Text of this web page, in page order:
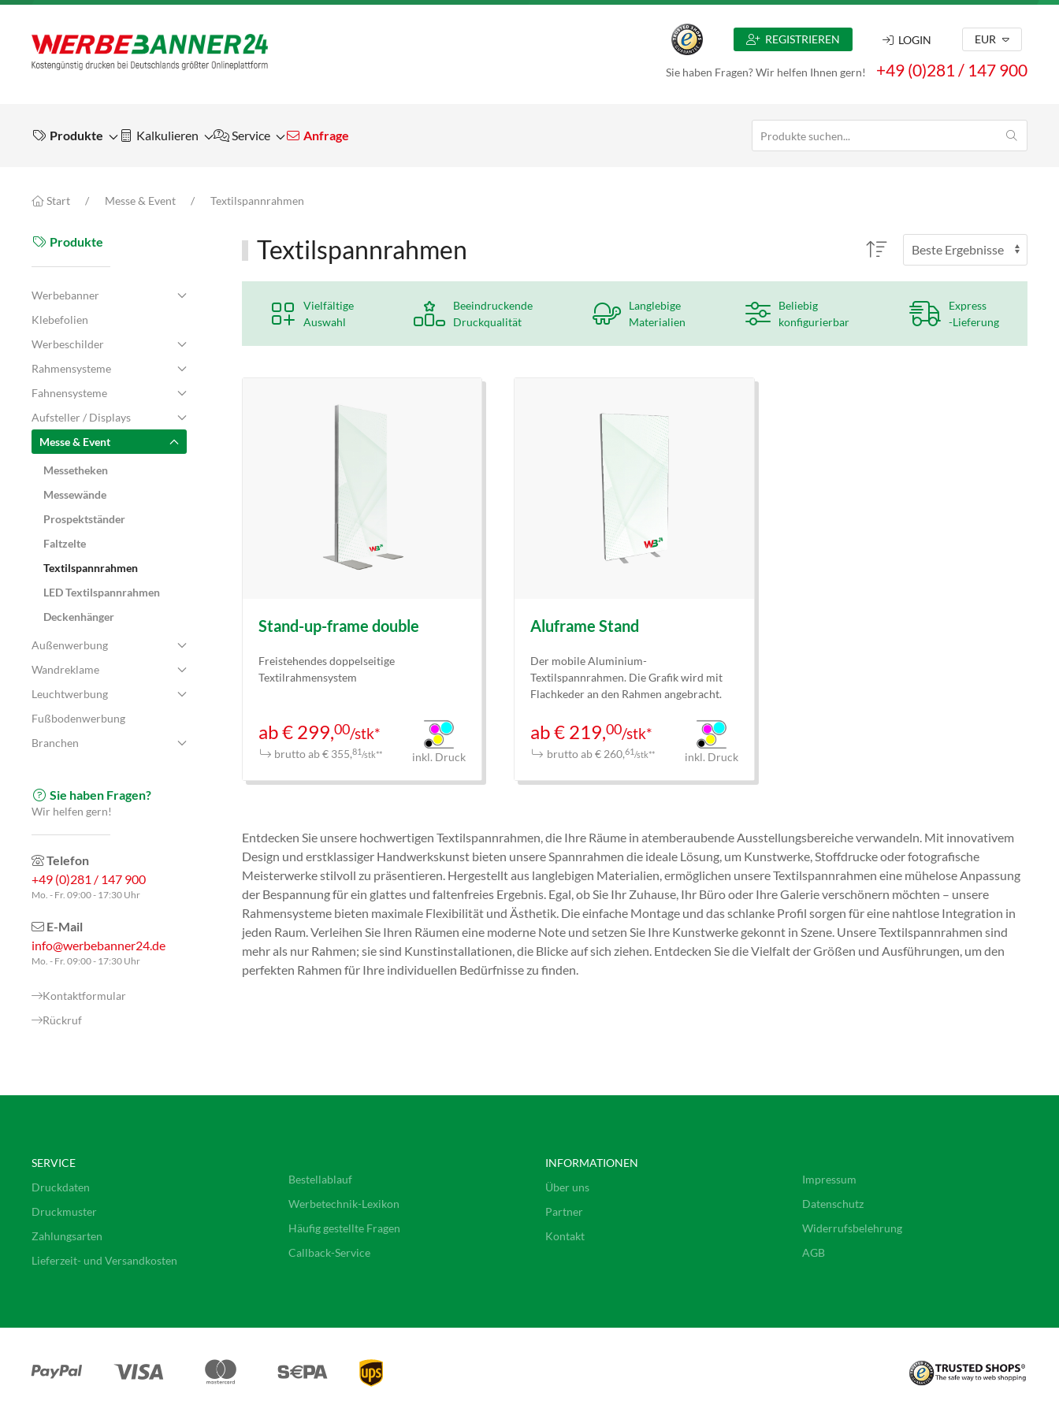
REGISTRIEREN LOGIN EUR
Sie haben Fragen? Wir helfen Ihnen gern! +49 (0)281 / 147 900
Produkte Kalkulieren Service Anfrage
Start Messe & Event Textilspannrahmen
Produkte
Werbebanner
Klebefolien
Werbeschilder
Rahmensysteme
Fahnensysteme
Aufsteller / Displays
Messe & Event
Messetheken
Messewände
Prospektständer
Faltzelte
Textilspannrahmen
LED Textilspannrahmen
Deckenhänger
Außenwerbung
Wandreklame
Leuchtwerbung
Fußbodenwerbung
Branchen
Sie haben Fragen?
Wir helfen gern!
Telefon
+49 (0)281 / 147 900
Mo. - Fr. 09:00 - 17:30 Uhr
E-Mail
info@werbebanner24.de
Mo. - Fr. 09:00 - 17:30 Uhr
Kontaktformular
Rückruf
Textilspannrahmen
Vielfältige
Auswahl
Beeindruckende
Druckqualität
Langlebige
Materialien
Beliebig
konfigurierbar
Express
-Lieferung
Stand-up-frame double
Freistehendes doppelseitige
Textilrahmensystem
ab € 299,00/stk*
brutto ab € 355,81 /stk** inkl. Druck
Aluframe Stand
Der mobile Aluminium-
Textilspannrahmen. Die Grafik wird mit
Flachkeder an den Rahmen angebracht.
ab € 219,00/stk*
brutto ab € 260,61 /stk** inkl. Druck
Entdecken Sie unsere hochwertigen Textilspannrahmen, die Ihre Räume in atemberaubende Ausstellungsbereiche verwandeln. Mit innovativem
Design und erstklassiger Handwerkskunst bieten unsere Spannrahmen die ideale Lösung, um Kunstwerke, Stoffdrucke oder fotografische
Meisterwerke stilvoll zu präsentieren. Hergestellt aus langlebigen Materialien, ermöglichen unsere Textilspannrahmen eine mühelose Anpassung
der Bespannung für ein glattes und faltenfreies Ergebnis. Egal, ob Sie Ihr Zuhause, Ihr Büro oder Ihre Galerie verschönern möchten – unsere
Rahmensysteme bieten maximale Flexibilität und Ästhetik. Die einfache Montage und das schlanke Profil sorgen für eine nahtlose Integration in
jeden Raum. Verleihen Sie Ihren Räumen eine moderne Note und setzen Sie Ihre Kunstwerke gekonnt in Szene. Unsere Textilspannrahmen sind
mehr als nur Rahmen; sie sind Kunstinstallationen, die Blicke auf sich ziehen. Entdecken Sie die Vielfalt der Größen und Ausführungen, um den
perfekten Rahmen für Ihre individuellen Bedürfnisse zu finden.
SERVICE
Druckdaten
Druckmuster
Zahlungsarten
Lieferzeit- und Versandkosten
Bestellablauf
Werbetechnik-Lexikon
Häufig gestellte Fragen
Callback-Service
INFORMATIONEN
Über uns
Partner
Kontakt
Impressum
Datenschutz
Widerrufsbelehrung
AGB